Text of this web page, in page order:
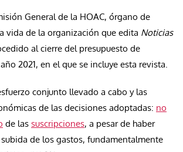
General de la HOAC, órgano de
vida de la organización que edita Noticias
al cierre del presupuesto de
2021, en el que se incluye esta revista.
conjunto llevado a cabo y las
de las decisiones adoptadas: no
de las suscripciones, a pesar de haber
de los gastos, fundamentalmente